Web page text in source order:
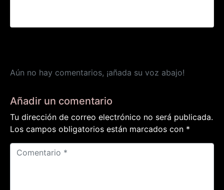
Aún no hay comentarios, ¡añada su voz abajo!
Añadir un comentario
Tu dirección de correo electrónico no será publicada.
Los campos obligatorios están marcados con *